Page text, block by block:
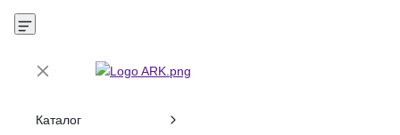
Каталог